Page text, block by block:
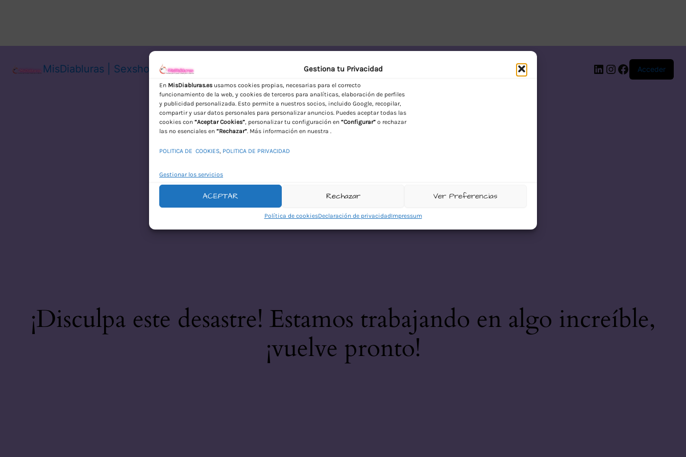
Gestiona tu Privacidad
En MisDiabluras.es usamos cookies propias, necesarias para el correcto
funcionamiento de la web, y cookies de terceros para analíticas, elaboración de perfiles
y publicidad personalizada. Esto permite a nuestros socios, incluido Google, recopilar,
compartir y usar datos personales para personalizar anuncios. Puedes aceptar todas las
cookies con “Aceptar Cookies”, personalizar tu configuración en “Configurar” o rechazar
las no esenciales en “Rechazar”. Más información en nuestra .
POLITICA DE COOKIES, POLITICA DE PRIVACIDAD
Gestionar los servicios
ACEPTAR Rechazar Ver Preferencias
Política de cookiesDeclaración de privacidadImpressum
MisDiabluras | Sexshop Online con Envío Discreto en España
LinkedIn
Instagram
Facebook
Acceder
¡Disculpa este desastre! Estamos trabajando en algo increíble,
¡vuelve pronto!